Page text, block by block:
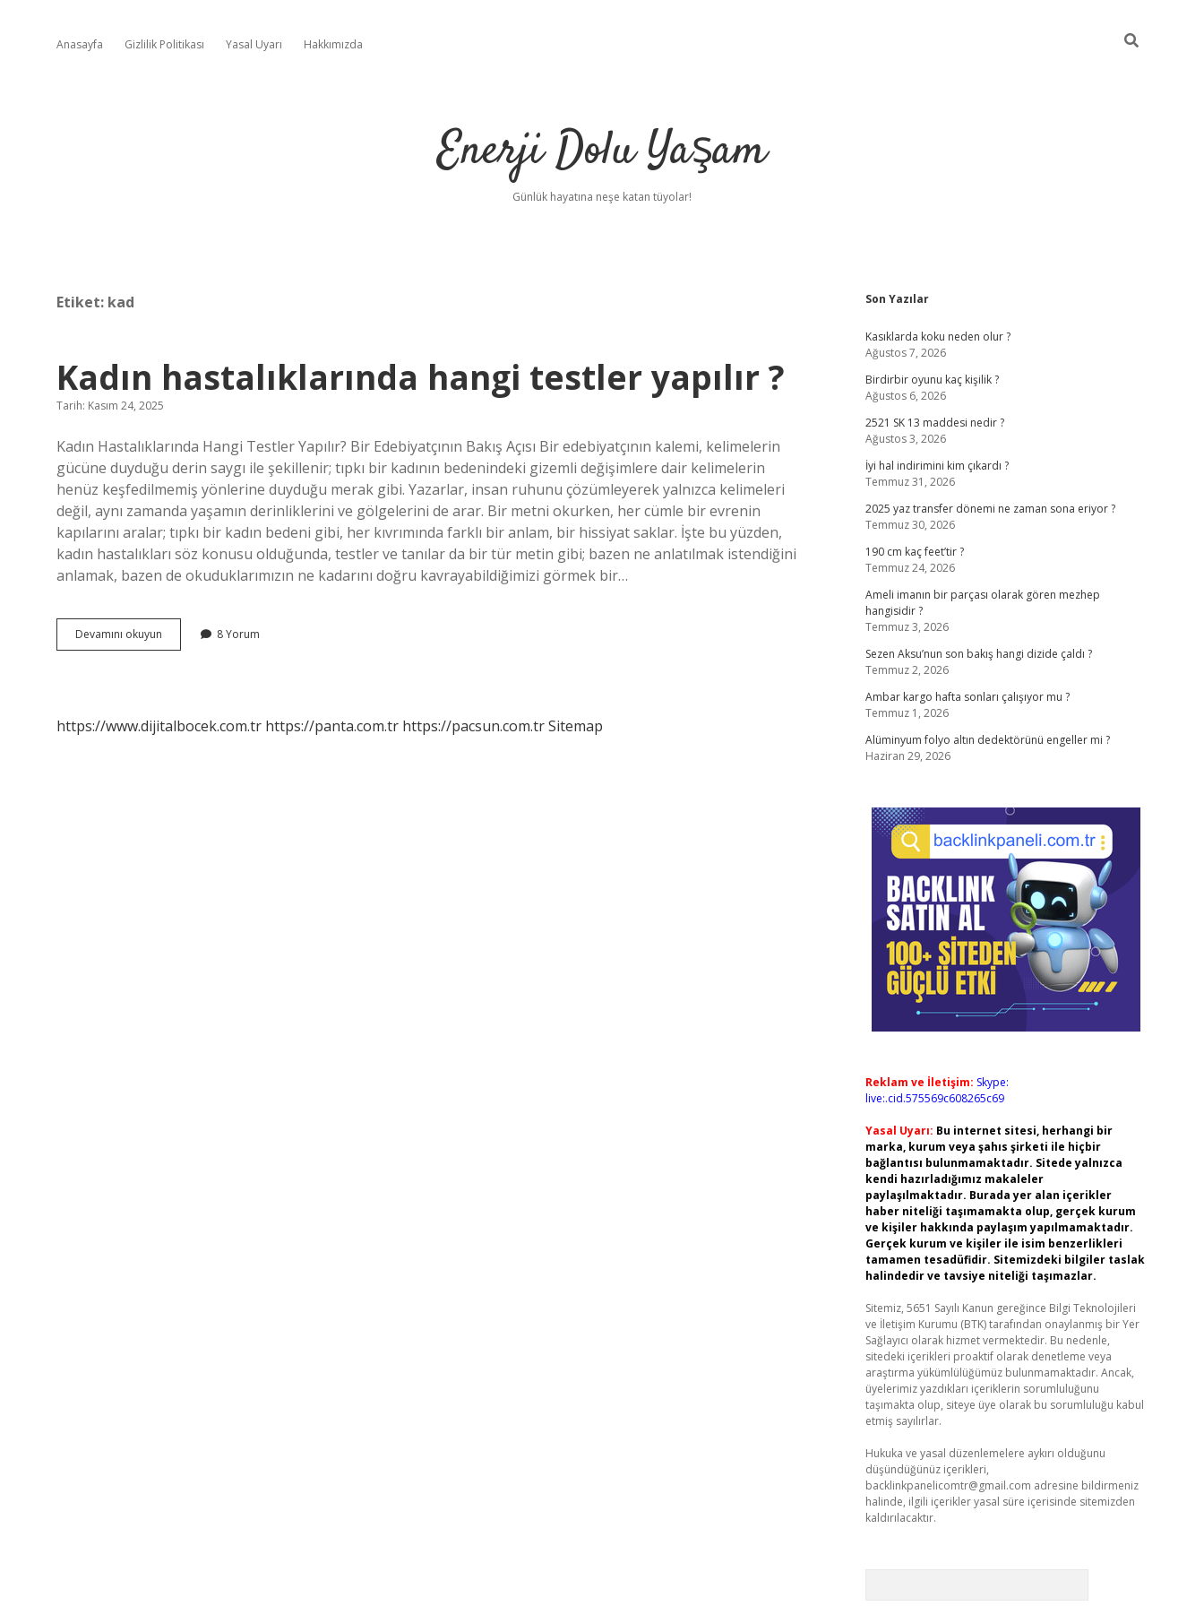
Anasayfa Gizlilik Politikası Yasal Uyarı Hakkımızda
Enerji Dolu Yaşam
Günlük hayatına neşe katan tüyolar!
Etiket: kad
Kadın hastalıklarında hangi testler yapılır ?
Tarih: Kasım 24, 2025
Kadın Hastalıklarında Hangi Testler Yapılır? Bir Edebiyatçının Bakış Açısı Bir edebiyatçının kalemi, kelimelerin
gücüne duyduğu derin saygı ile şekillenir; tıpkı bir kadının bedenindeki gizemli değişimlere dair kelimelerin
henüz keşfedilmemiş yönlerine duyduğu merak gibi. Yazarlar, insan ruhunu çözümleyerek yalnızca kelimeleri
değil, aynı zamanda yaşamın derinliklerini ve gölgelerini de arar. Bir metni okurken, her cümle bir evrenin
kapılarını aralar; tıpkı bir kadın bedeni gibi, her kıvrımında farklı bir anlam, bir hissiyat saklar. İşte bu yüzden,
kadın hastalıkları söz konusu olduğunda, testler ve tanılar da bir tür metin gibi; bazen ne anlatılmak istendiğini
anlamak, bazen de okuduklarımızın ne kadarını doğru kavrayabildiğimizi görmek bir…
Devamını okuyun
hastalıklarında
8 Yorum
https://www.dijitalbocek.com.tr https://panta.com.tr https://pacsun.com.trSitemap
Sidebar
Son Yazılar
Kasıklarda koku neden olur ?
Ağustos 7, 2026
Birdirbir oyunu kaç kişilik ?
Ağustos 6, 2026
2521 SK 13 maddesi nedir ?
Ağustos 3, 2026
İyi hal indirimini kim çıkardı ?
Temmuz 31, 2026
2025 yaz transfer dönemi ne zaman sona eriyor ?
Temmuz 30, 2026
190 cm kaç feet’tir ?
Temmuz 24, 2026
Ameli imanın bir parçası olarak gören mezhep
hangisidir ?
Temmuz 3, 2026
Sezen Aksu’nun son bakış hangi dizide çaldı ?
Temmuz 2, 2026
Ambar kargo hafta sonları çalışıyor mu ?
Temmuz 1, 2026
Alüminyum folyo altın dedektörünü engeller mi ?
Haziran 29, 2026
Reklam ve İletişim: Skype:
live:.cid.575569c608265c69
Yasal Uyarı: Bu internet sitesi, herhangi bir
marka, kurum veya şahıs şirketi ile hiçbir
bağlantısı bulunmamaktadır. Sitede yalnızca
kendi hazırladığımız makaleler
paylaşılmaktadır. Burada yer alan içerikler
haber niteliği taşımamakta olup, gerçek kurum
ve kişiler hakkında paylaşım yapılmamaktadır.
Gerçek kurum ve kişiler ile isim benzerlikleri
tamamen tesadüfidir. Sitemizdeki bilgiler taslak
halindedir ve tavsiye niteliği taşımazlar.
Sitemiz, 5651 Sayılı Kanun gereğince Bilgi Teknolojileri
ve İletişim Kurumu (BTK) tarafından onaylanmış bir Yer
Sağlayıcı olarak hizmet vermektedir. Bu nedenle,
sitedeki içerikleri proaktif olarak denetleme veya
araştırma yükümlülüğümüz bulunmamaktadır. Ancak,
üyelerimiz yazdıkları içeriklerin sorumluluğunu
taşımakta olup, siteye üye olarak bu sorumluluğu kabul
etmiş sayılırlar.
Hukuka ve yasal düzenlemelere aykırı olduğunu
düşündüğünüz içerikleri,
backlinkpanelicomtr@gmail.com adresine bildirmeniz
halinde, ilgili içerikler yasal süre içerisinde sitemizden
kaldırılacaktır.